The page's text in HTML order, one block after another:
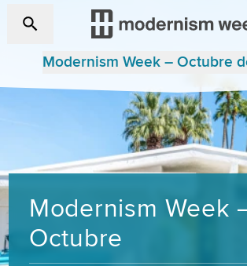
Modernism Week – Octubre
Modernism Week
Octubre